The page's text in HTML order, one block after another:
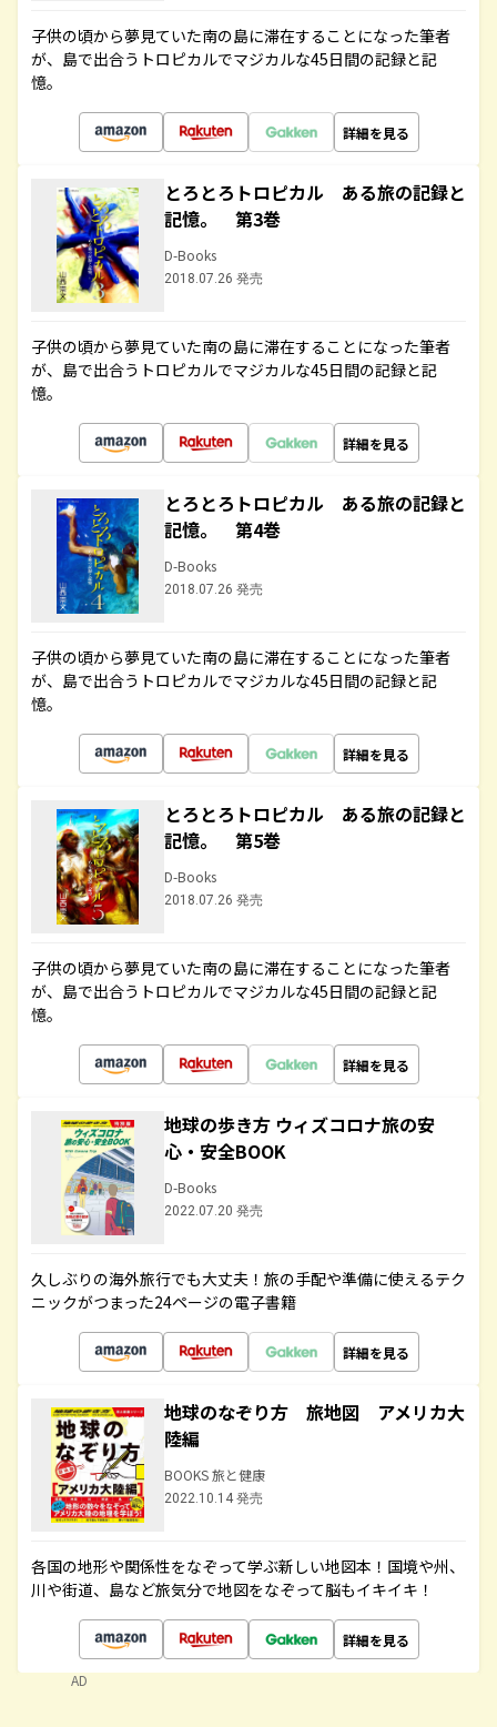
子供の頃から夢見ていた南の島に滞在することになった筆者
が、島で出合うトロピカルでマジカルな45日間の記録と記
憶。
詳細を見る
とろとろトロピカル ある旅の記録と
記憶。 第3巻
D-Books
2018.07.26 発売
子供の頃から夢見ていた南の島に滞在することになった筆者
が、島で出合うトロピカルでマジカルな45日間の記録と記
憶。
詳細を見る
とろとろトロピカル ある旅の記録と
記憶。 第4巻
D-Books
2018.07.26 発売
子供の頃から夢見ていた南の島に滞在することになった筆者
が、島で出合うトロピカルでマジカルな45日間の記録と記
憶。
詳細を見る
とろとろトロピカル ある旅の記録と
記憶。 第5巻
D-Books
2018.07.26 発売
子供の頃から夢見ていた南の島に滞在することになった筆者
が、島で出合うトロピカルでマジカルな45日間の記録と記
憶。
詳細を見る
地球の歩き方 ウィズコロナ旅の安
心・安全BOOK
D-Books
2022.07.20 発売
久しぶりの海外旅行でも大丈夫！旅の手配や準備に使えるテク
ニックがつまった24ページの電子書籍
詳細を見る
地球のなぞり方 旅地図 アメリカ大
陸編
BOOKS 旅と健康
2022.10.14 発売
各国の地形や関係性をなぞって学ぶ新しい地図本！国境や州、
川や街道、島など旅気分で地図をなぞって脳もイキイキ！
詳細を見る
AD